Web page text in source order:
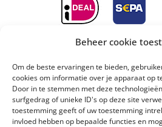
Beheer cookie
Om de beste ervaringen te bieden,
cookies om informatie over je apparaat op
Door in te stemmen met deze
surfgedrag of unieke ID's op deze site
toestemming geeft of uw toestemming
invloed hebben op bepaalde functies en
Wil je meer inspiratie opdoen?
Ontvang mijn voeding- &
recepten gratis in je mailbox. (2x